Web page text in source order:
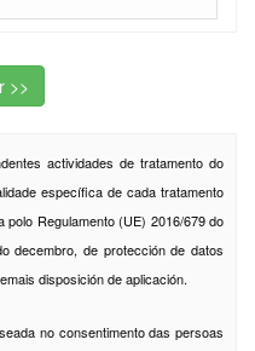
actividades de tratamento do
específica de cada tratamento
Regulamento (UE) 2016/679 do
decembro, de protección de datos
disposición de aplicación.
no consentimento das persoas